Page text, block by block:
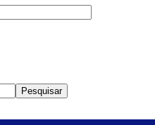
Pesquisar